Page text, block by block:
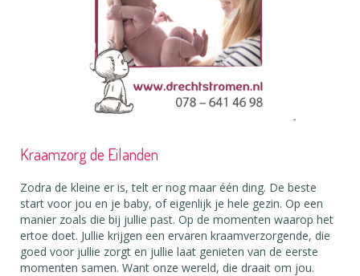
Kraamzorg de Eilanden
Zodra de kleine er is, telt er nog maar één ding. De beste
start voor jou en je baby, of eigenlijk je hele gezin. Op een
manier zoals die bij jullie past. Op de momenten waarop het
ertoe doet. Jullie krijgen een ervaren kraamverzorgende, die
goed voor jullie zorgt en jullie laat genieten van de eerste
momenten samen. Want onze wereld, die draait om jou.